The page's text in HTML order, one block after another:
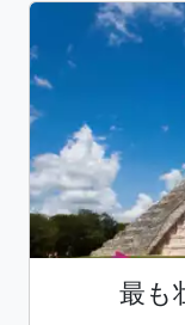
最も